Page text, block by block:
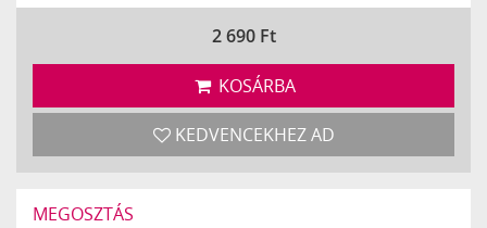
2 690 Ft
KOSÁRBA
KEDVENCEKHEZ AD
MEGOSZTÁS